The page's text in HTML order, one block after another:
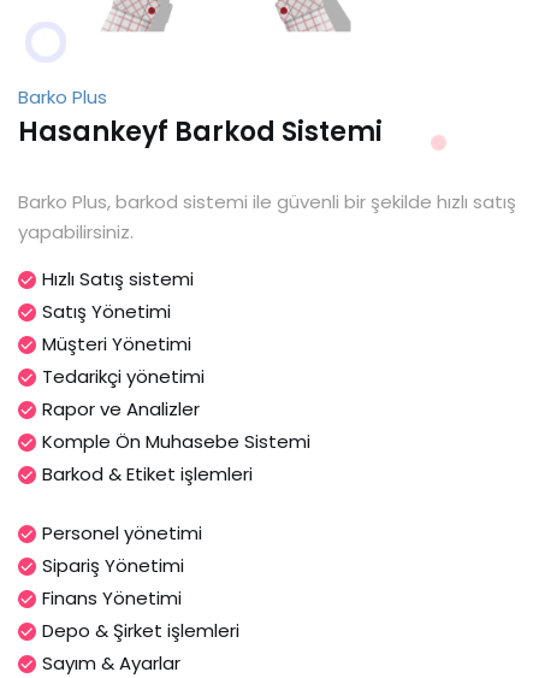
Barko Plus
Hasankeyf Barkod Sistemi
Barko Plus, barkod sistemi ile güvenli bir şekilde hızlı satış
yapabilirsiniz.
Hızlı Satış sistemi
Satış Yönetimi
Müşteri Yönetimi
Tedarikçi yönetimi
Rapor ve Analizler
Komple Ön Muhasebe Sistemi
Barkod & Etiket işlemleri
Personel yönetimi
Sipariş Yönetimi
Finans Yönetimi
Depo & Şirket işlemleri
Sayım & Ayarlar